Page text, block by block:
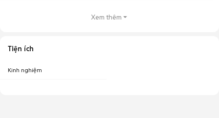
Xem thêm
Tiện ích
Kinh nghiệm